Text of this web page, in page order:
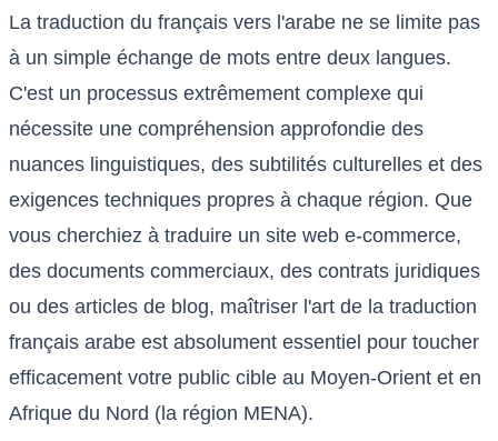
La traduction du français vers l'arabe ne se limite pas
à un simple échange de mots entre deux langues.
C'est un processus extrêmement complexe qui
nécessite une compréhension approfondie des
nuances linguistiques, des subtilités culturelles et des
exigences techniques propres à chaque région. Que
vous cherchiez à traduire un site web e-commerce,
des documents commerciaux, des contrats juridiques
ou des articles de blog, maîtriser l'art de la traduction
français arabe est absolument essentiel pour toucher
efficacement votre public cible au Moyen-Orient et en
Afrique du Nord (la région MENA).